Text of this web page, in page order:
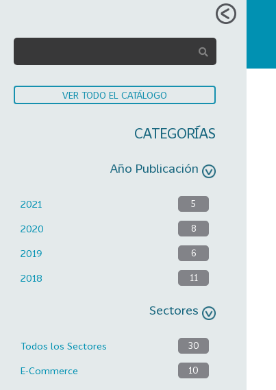
VER TODO EL CATÁLOGO
CATEGORÍAS
Año Publicación
2021 5
2020 8
2019 6
2018 11
Sectores
Todos los Sectores 30
E-Commerce 10